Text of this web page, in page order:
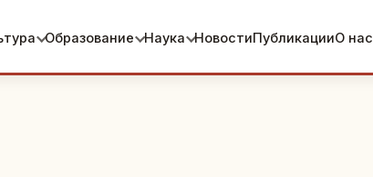
Образование Наука НовостиПубликацииО нас